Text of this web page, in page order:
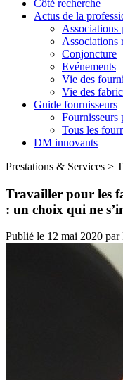
Côté recherche
Actus de la
Associations
Associations
Conjoncture
Evénements
Vie des
Vie des
Guide fournisseurs
Fournisseurs
Tous les
DM innovants
Prestations & Services >
Travailler pour les
: un choix qui ne
Publié le 12 mai 2020 par